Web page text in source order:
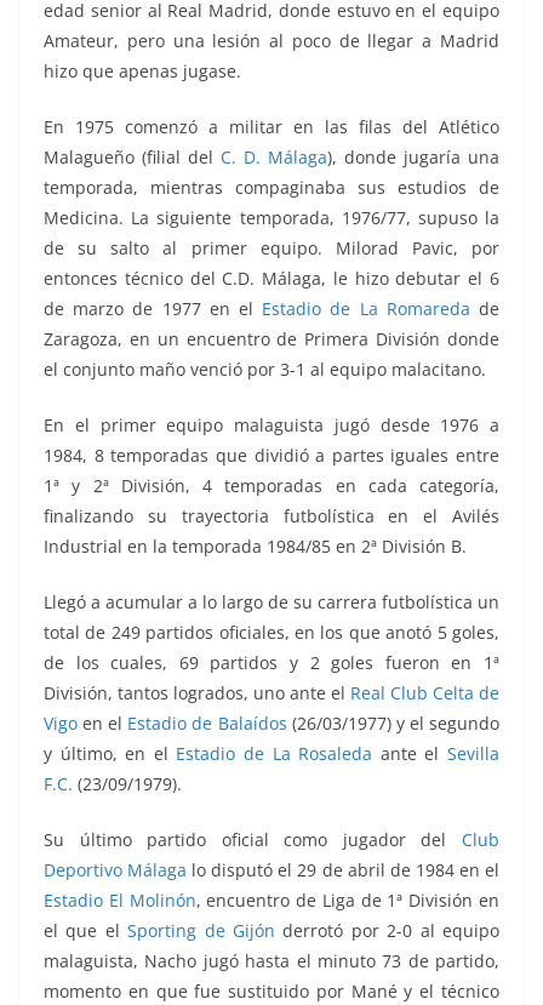
edad senior al Real Madrid, donde estuvo en el equipo
Amateur, pero una lesión al poco de llegar a Madrid
hizo que apenas jugase.
En 1975 comenzó a militar en las filas del Atlético
Malagueño (filial del C. D. Málaga), donde jugaría una
temporada, mientras compaginaba sus estudios de
Medicina. La siguiente temporada, 1976/77, supuso la
de su salto al primer equipo. Milorad Pavic, por
entonces técnico del C.D. Málaga, le hizo debutar el 6
de marzo de 1977 en el Estadio de La Romareda de
Zaragoza, en un encuentro de Primera División donde
el conjunto maño venció por 3-1 al equipo malacitano.
En el primer equipo malaguista jugó desde 1976 a
1984, 8 temporadas que dividió a partes iguales entre
1ª y 2ª División, 4 temporadas en cada categoría,
finalizando su trayectoria futbolística en el Avilés
Industrial en la temporada 1984/85 en 2ª División B.
Llegó a acumular a lo largo de su carrera futbolística un
total de 249 partidos oficiales, en los que anotó 5 goles,
de los cuales, 69 partidos y 2 goles fueron en 1ª
División, tantos logrados, uno ante el Real Club Celta de
Vigo en el Estadio de Balaídos (26/03/1977) y el segundo
y último, en el Estadio de La Rosaleda ante elSevilla
F.C. (23/09/1979).
Su último partido oficial como jugador del Club
Deportivo Málaga lo disputó el 29 de abril de 1984 en el
Estadio El Molinón, encuentro de Liga de 1ª División en
el que elSporting de Gijón derrotó por 2-0 al equipo
malaguista, Nacho jugó hasta el minuto 73 de partido,
momento en que fue sustituido por Mané y el técnico